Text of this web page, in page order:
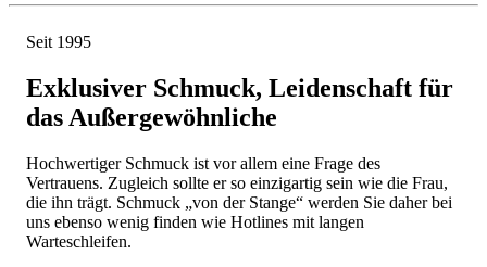
Seit 1995
Exklusiver Schmuck, Leidenschaft für
das Außergewöhnliche
Hochwertiger Schmuck ist vor allem eine Frage des
Vertrauens. Zugleich sollte er so einzigartig sein wie die Frau,
die ihn trägt. Schmuck „von der Stange“ werden Sie daher bei
uns ebenso wenig finden wie Hotlines mit langen
Warteschleifen.